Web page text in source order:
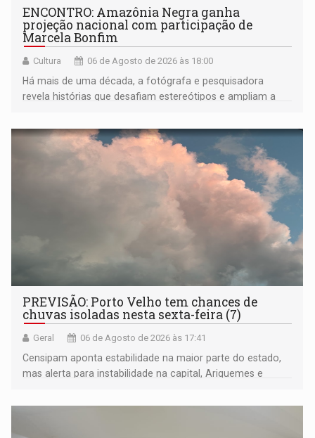
ENCONTRO: Amazônia Negra ganha
projeção nacional com participação de
Marcela Bonfim
Cultura 06 de Agosto de 2026 às 18:00
Há mais de uma década, a fotógrafa e pesquisadora
revela histórias que desafiam estereótipos e ampliam a
negras
PREVISÃO: Porto Velho tem chances de
chuvas isoladas nesta sexta-feira (7)
Geral 06 de Agosto de 2026 às 17:41
Censipam aponta estabilidade na maior parte do estado,
mas alerta para instabilidade na capital, Ariquemes e